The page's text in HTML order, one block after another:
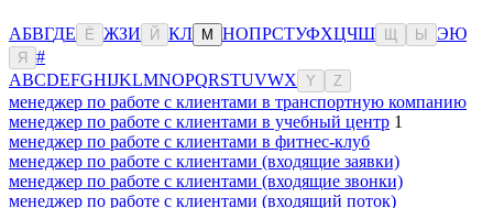
АБВГДЕ Ё ЖЗИ Й КЛ М НОПРСТУФХЦЧШ Ы ЭЮ
Я
#
ABCDEFGHIJKLMNOPQRSTUVWX Y Z
менеджер по работе с клиентами в транспортную компанию
менеджер по работе с клиентами в учебный центр 1
менеджер по работе с клиентами в фитнес-клуб
менеджер по работе с клиентами (входящие заявки)
менеджер по работе с клиентами (входящие звонки)
менеджер по работе с клиентами (входящий поток)